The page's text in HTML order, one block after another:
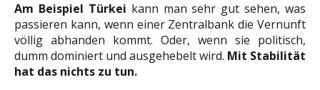
Am Beispiel Türkei kann man sehr gut sehen, was
passieren kann, wenn einer Zentralbank die Vernunft
völlig abhanden kommt. Oder, wenn sie politisch,
dumm dominiert und ausgehebelt wird. Mit Stabilität
hat das nichts zu tun.